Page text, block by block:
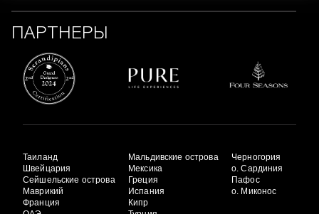
ПАРТНЕРЫ
Таиланд
Швейцария
Сейшельские острова
Маврикий
Франция
Мальдивские острова
Мексика
Греция
Испания
Кипр
Черногория
о. Сардиния
Пафос
о. Миконос